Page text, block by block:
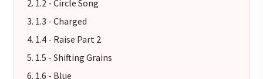
1.2 - Circle Song
1.3 - Charged
1.4 - Raise Part 2
1.5 - Shifting Grains
1.6 - Blue